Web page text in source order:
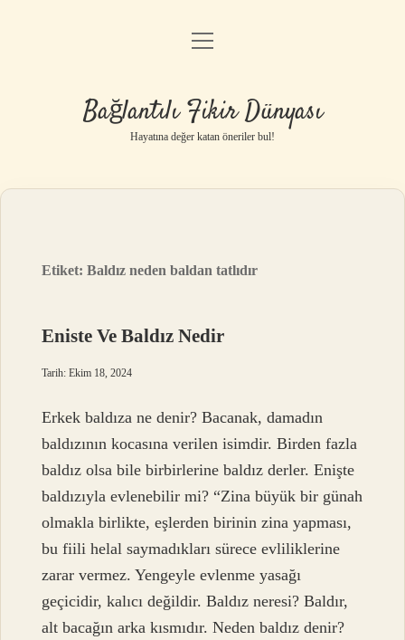
Anasayfa
Yasal Uyarı
menüyü
Bağlantılı Fikir Dünyası
Hayatına değer katan öneriler bul!
Etiket:Baldız neden baldan tatlıdır
Eniste Ve Baldız Nedir
Tarih: Ekim 18, 2024
Erkek baldıza ne denir? Bacanak, damadın
baldızının kocasına verilen isimdir. Birden fazla
baldız olsa bile birbirlerine baldız derler. Enişte
baldızıyla evlenebilir mi? “Zina büyük bir günah
olmakla birlikte, eşlerden birinin zina yapması,
bu fiili helal saymadıkları sürece evliliklerine
zarar vermez. Yengeyle evlenme yasağı
geçicidir, kalıcı değildir. Baldız neresi? Baldır,
alt bacağın arka kısmıdır. Neden baldız denir?